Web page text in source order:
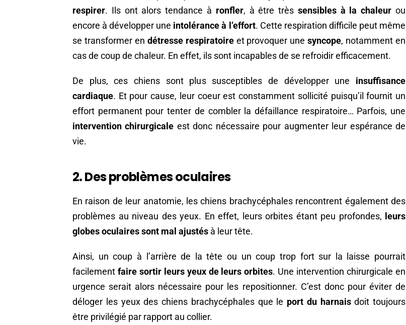
respirer. Ils ont alors tendance à ronfler, à être très sensibles à la chaleur ou
encore à développer une intolérance à l’effort. Cette respiration difficile peut même
se transformer en détresse respiratoireet provoquer unesyncope, notamment en
cas de coup de chaleur. En effet, ils sont incapables de se refroidir efficacement.
De plus, ces chiens sont plus susceptibles de développer une insuffisance
cardiaque. Et pour cause, leur coeur est constamment sollicité puisqu’il fournit un
effort permanent pour tenter de combler la défaillance respiratoire… Parfois, une
intervention chirurgicale est donc nécessaire pour augmenter leur espérance de
vie.
2. Des problèmes oculaires
En raison de leur anatomie, les chiens brachycéphales rencontrent également des
problèmes au niveau des yeux. En effet, leurs orbites étant peu profondes, leurs
globes oculaires sont mal ajustés à leur tête.
Ainsi, un coup à l’arrière de la tête ou un coup trop fort sur la laisse pourrait
facilement faire sortir leurs yeux de leurs orbites. Une intervention chirurgicale en
urgence serait alors nécessaire pour les repositionner. C’est donc pour éviter de
déloger les yeux des chiens brachycéphales que le port du harnaisdoit toujours
être privilégié par rapport au collier.